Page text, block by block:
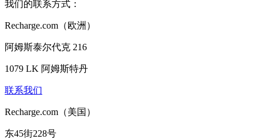
我们的联系方式：
Recharge.com（欧洲）
阿姆斯泰尔代克 216
1079 LK 阿姆斯特丹
联系我们
Recharge.com（美国）
东45街228号